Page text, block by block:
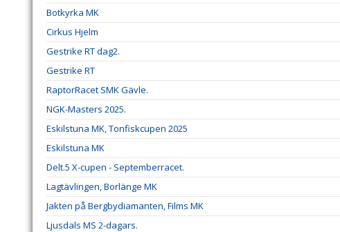
Botkyrka MK
Cirkus Hjelm
Gestrike RT dag2.
Gestrike RT
RaptorRacet SMK Gävle.
NGK-Masters 2025.
Eskilstuna MK, Tonfiskcupen 2025
Eskilstuna MK
Delt.5 X-cupen - Septemberracet.
Lagtävlingen, Borlänge MK
Jakten på Bergbydiamanten, Films MK
Ljusdals MS 2-dagars.